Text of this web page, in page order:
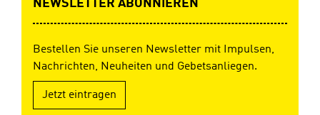
NEWSLETTER ABONNIEREN
Bestellen Sie unseren Newsletter mit Impulsen,
Nachrichten, Neuheiten und Gebetsanliegen.
Jetzt eintragen